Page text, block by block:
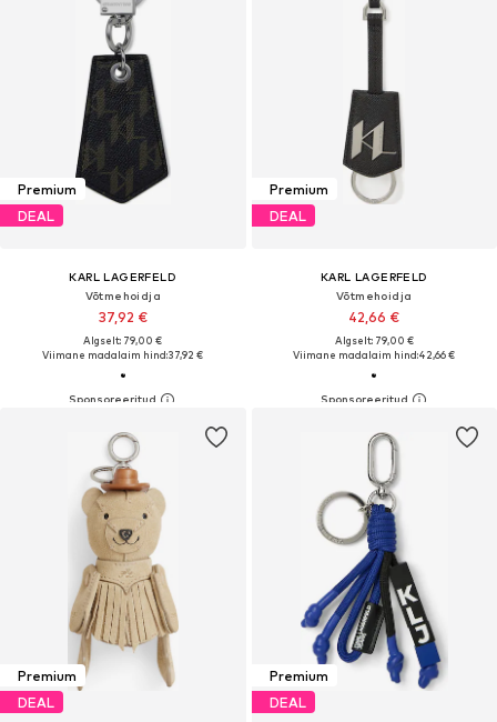
Premium
DEAL
KARL LAGERFELD
Võtmehoidja
37,92 €
Algselt: 79,00 €
Viimane madalaim hind:37,92 €
Premium
DEAL
KARL LAGERFELD
Võtmehoidja
42,66 €
Algselt: 79,00 €
Viimane madalaim hind:42,66 €
Premium
DEAL
Premium
DEAL